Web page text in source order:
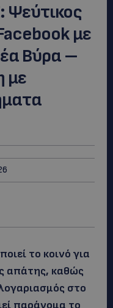
με
Βύρα –
με
το κοινό για
απάτης, καθώς
στο
παράνομα το